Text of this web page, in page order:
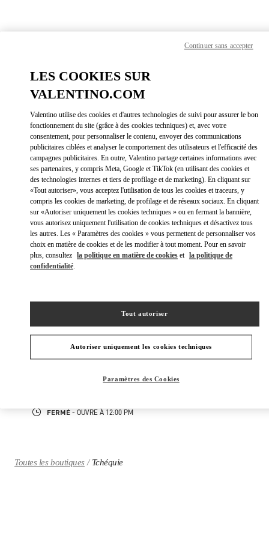
Cherchez votre boutique
Veuillez chercher votre pays/région !
Découvrez nos boutiques en effectuant une recherche par pays/région
ou en cliquant sur les listes des pays.
TCHÉQUIE
LINK OPENS IN NEW TAB
FERMÉ - OUVRE À 12:00 PM
Toutes les boutiques Tchéquie
LES COOKIES SUR
VALENTINO.COM
Valentino utilise des cookies et d'autres technologies de suivi pour assurer le bon
fonctionnement du site (grâce à des cookies techniques) et, avec votre
consentement, pour personnaliser le contenu, envoyer des communications
publicitaires ciblées et analyser le comportement des utilisateurs et l'efficacité des
campagnes publicitaires. En outre, Valentino partage certaines informations avec
ses partenaires, y compris Meta, Google et TikTok (en utilisant des cookies et
des technologies internes et tiers de profilage et de marketing). En cliquant sur
«Tout autoriser», vous acceptez l'utilisation de tous les cookies et traceurs, y
compris les cookies de marketing, de profilage et de réseaux sociaux. En cliquant
sur «Autoriser uniquement les cookies techniques » ou en fermant la bannière,
vous autorisez uniquement l'utilisation de cookies techniques et désactivez tous
les autres. Les « Paramètres des cookies » vous permettent de personnaliser vos
choix en matière de cookies et de les modifier à tout moment. Pour en savoir
plus, consultez la politique en matière de cookies et la politique de
confidentialité.
Autoriser uniquement les cookies techniques
Tout autoriser
Paramètres des Cookies
Continuer sans accepter